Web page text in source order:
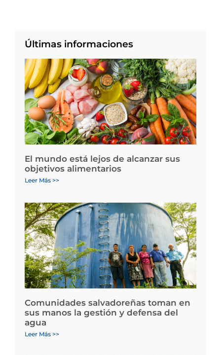
Últimas informaciones
El mundo está lejos de alcanzar sus
objetivos alimentarios
Leer Más >>
Comunidades salvadoreñas toman en
sus manos la gestión y defensa del
agua
Leer Más >>